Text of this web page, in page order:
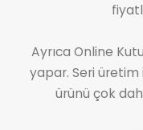
Ayrıca Online
yapar. Seri
ürünü çok